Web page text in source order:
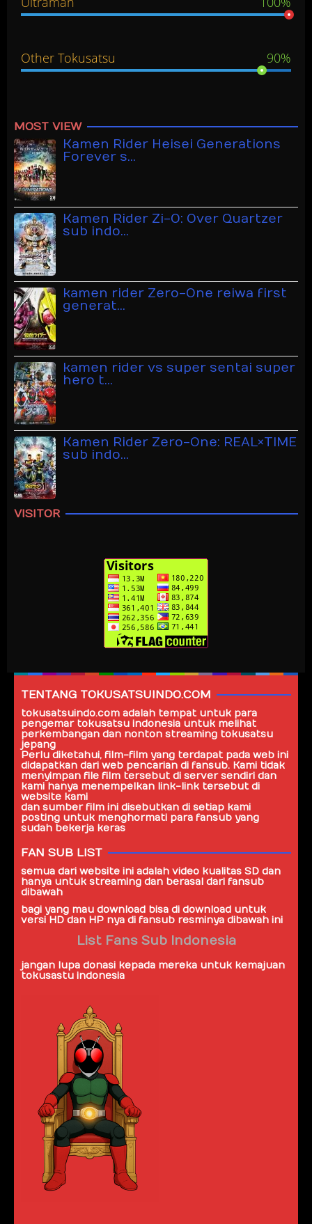
Other Tokusatsu 90%
MOST VIEW
Kamen Rider Heisei Generations
Forever s…
Kamen Rider Zi-O: Over Quartzer
sub indo…
kamen rider Zero-One reiwa first
generat…
kamen rider vs super sentai super
hero t…
Kamen Rider Zero-One: REAL×TIME
sub indo…
VISITOR
TENTANG TOKUSATSUINDO.COM
tokusatsuindo.com adalah tempat untuk para
pengemar tokusatsu indonesia untuk melihat
perkembangan dan nonton streaming tokusatsu
jepang
Perlu diketahui, film-film yang terdapat pada web ini
didapatkan dari web pencarian di fansub. Kami tidak
menyimpan file film tersebut di server sendiri dan
kami hanya menempelkan link-link tersebut di
website kami
dan sumber film ini disebutkan di setiap kami
posting untuk menghormati para fansub yang
sudah bekerja keras
FAN SUB LIST
semua dari website ini adalah video kualitas SD dan
hanya untuk streaming dan berasal dari fansub
dibawah
bagi yang mau download bisa di download untuk
versi HD dan HP nya di fansub resminya dibawah ini
List Fans Sub Indonesia
jangan lupa donasi kepada mereka untuk kemajuan
tokusastu indonesia